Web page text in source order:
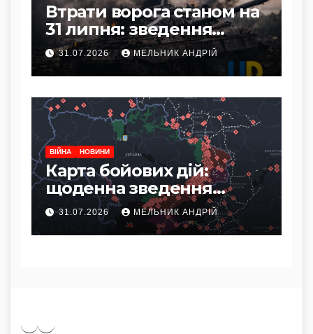
Втрати ворога станом на
31 липня: зведення
Генштабу ЗСУ
31.07.2026 МЕЛЬНИК АНДРІЙ
ВІЙНА НОВИНИ
Карта бойових дій:
щоденна зведення
фронту станом на 31
липня
31.07.2026 МЕЛЬНИК АНДРІЙ
Pinterest
Medium
Telegram